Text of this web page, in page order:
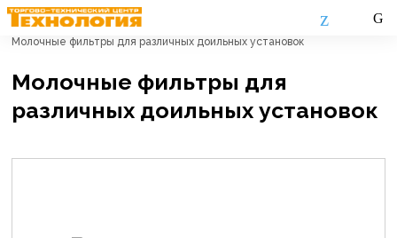
Главная Каталог
Молочные фильтры для различных доильных установок
Молочные фильтры для
различных доильных установок